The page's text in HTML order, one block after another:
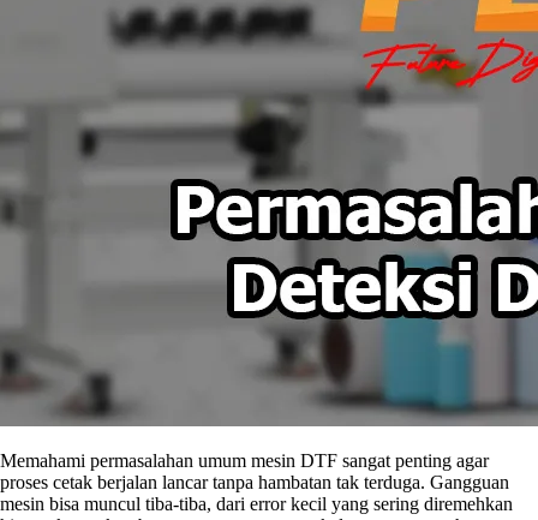
Memahami permasalahan umum mesin DTF sangat penting agar
proses cetak berjalan lancar tanpa hambatan tak terduga. Gangguan
mesin bisa muncul tiba-tiba, dari error kecil yang sering diremehkan